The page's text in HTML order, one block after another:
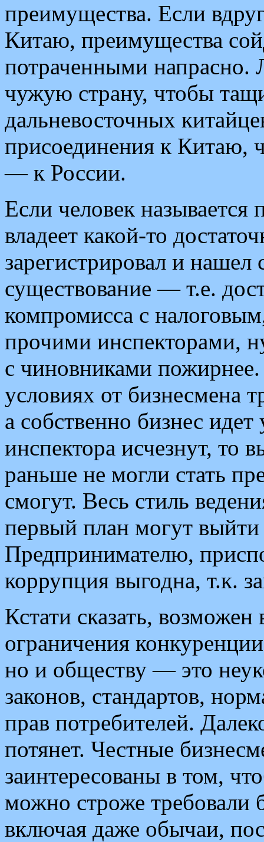
преимущества. Если
Китаю, преимущества
потраченными напрасно.
чужую страну, чтобы
дальневосточных
присоединения к Китаю,
— к России.
Если человек называется
владеет какой-то
зарегистрировал и нашел
существование — т.е.
компромисса с
прочими инспекторами,
с чиновниками
условиях от бизнесмена
а собственно бизнес
инспектора исчезнут, то
раньше не могли стать
смогут. Весь стиль
первый план могут
Предпринимателю,
коррупция выгодна, т.к.
Кстати сказать,
ограничения
но и обществу — это
законов, стандартов,
прав потребителей.
потянет. Честные
заинтересованы в том,
можно строже требовали
включая даже обычаи,